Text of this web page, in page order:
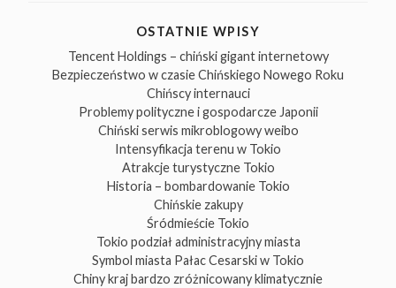
OSTATNIE WPISY
Tencent Holdings – chiński gigant internetowy
Bezpieczeństwo w czasie Chińskiego Nowego Roku
Chińscy internauci
Problemy polityczne i gospodarcze Japonii
Chiński serwis mikroblogowy weibo
Intensyfikacja terenu w Tokio
Atrakcje turystyczne Tokio
Historia – bombardowanie Tokio
Chińskie zakupy
Śródmieście Tokio
Tokio podział administracyjny miasta
Symbol miasta Pałac Cesarski w Tokio
Chiny kraj bardzo zróżnicowany klimatycznie